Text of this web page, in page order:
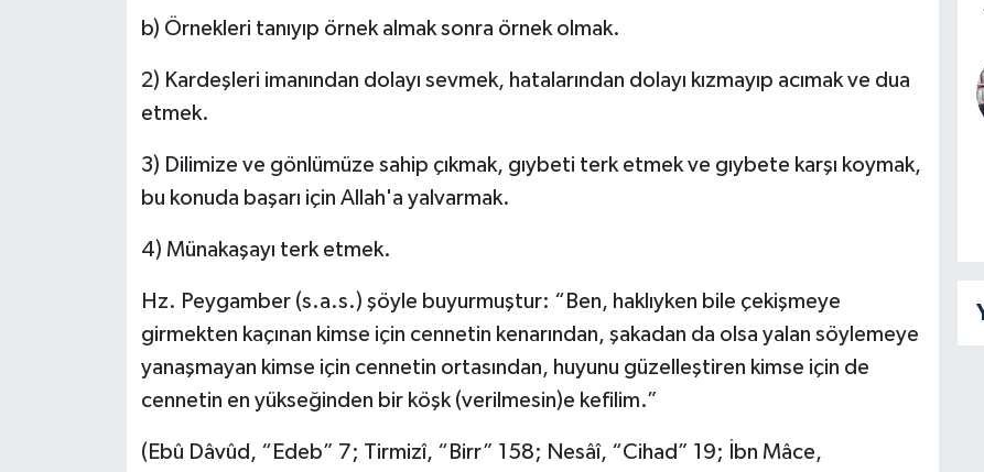
b) Örnekleri tanıyıp örnek almak sonra örnek olmak.
2) Kardeşleri imanından dolayı sevmek, hatalarından dolayı kızmayıp acımak ve dua
etmek.
3) Dilimize ve gönlümüze sahip çıkmak, gıybeti terk etmek ve gıybete karşı koymak,
bu konuda başarı için Allah'a yalvarmak.
4) Münakaşayı terk etmek.
Hz. Peygamber (s.a.s.) şöyle buyurmuştur: “Ben, haklıyken bile çekişmeye
girmekten kaçınan kimse için cennetin kenarından, şakadan da olsa yalan söylemeye
yanaşmayan kimse için cennetin ortasından, huyunu güzelleştiren kimse için de
cennetin en yükseğinden bir köşk (verilmesin)e kefilim.”
(Ebû Dâvûd, “Edeb” 7; Tirmizî, “Birr” 158; Nesâî, “Cihad” 19; İbn Mâce,